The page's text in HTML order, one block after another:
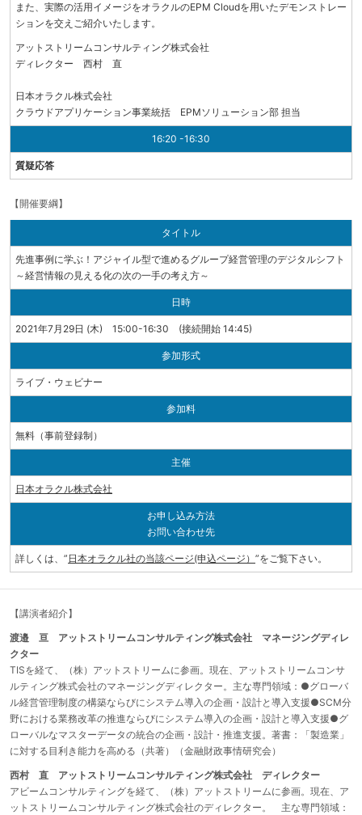
また、実際の活用イメージをオラクルのEPM Cloudを用いたデモンストレー
ションを交えご紹介いたします。
アットストリームコンサルティング株式会社
ディレクター 西村 直
日本オラクル株式会社
クラウドアプリケーション事業統括 EPMソリューション部 担当
16:20 -16:30
質疑応答
【開催要綱】
タイトル
先進事例に学ぶ！アジャイル型で進めるグループ経営管理のデジタルシフト
～経営情報の見える化の次の一手の考え方～
日時
2021年7月29日 (木) 15:00-16:30 (接続開始 14:45)
参加形式
ライブ・ウェビナー
参加料
無料（事前登録制）
主催
日本オラクル株式会社
お申し込み方法
お問い合わせ先
詳しくは、” 日本オラクル社の当該ページ(申込ページ） ”をご覧下さい。
【講演者紹介】
渡邉 亘 アットストリームコンサルティング株式会社 マネージングディレ
クター
TISを経て、（株）アットストリームに参画。現在、アットストリームコンサ
ルティング株式会社のマネージングディレクター。主な専門領域：●グローバ
ル経営管理制度の構築ならびにシステム導入の企画・設計と導入支援●SCM分
野における業務改革の推進ならびにシステム導入の企画・設計と導入支援●グ
ローバルなマスターデータの統合の企画・設計・推進支援。著書：
「製造業」
に対する目利き能力を高める（共著）（金融財政事情研究会）
西村 直 アットストリームコンサルティング株式会社 ディレクター
アビームコンサルティングを経て、（株）アットストリームに参画。現在、ア
ットストリームコンサルティング株式会社のディレクター。 主な専門領域：